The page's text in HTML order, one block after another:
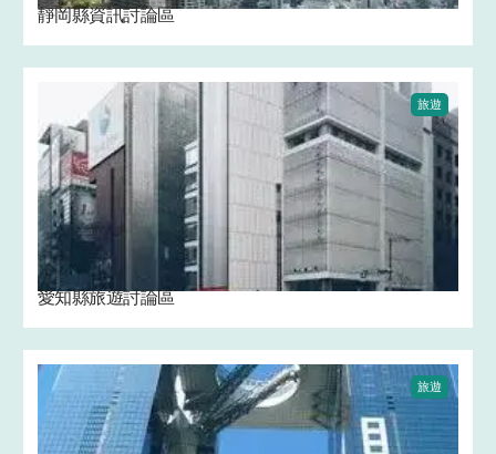
靜岡縣資訊討論區
旅遊
愛知縣旅遊討論區
旅遊